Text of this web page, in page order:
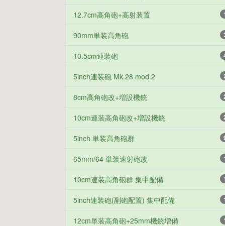
12.7cm高角砲+高射装置
90mm単装高角砲
10.5cm連装砲
5inch連装砲 Mk.28 mod.2
8cm高角砲改+増設機銃
10cm連装高角砲改+増設機銃
5inch 単装高角砲群
65mm/64 単装速射砲改
10cm連装高角砲群 集中配備
5inch連装砲(副砲配置) 集中配備
12cm単装高角砲+25mm機銃増備